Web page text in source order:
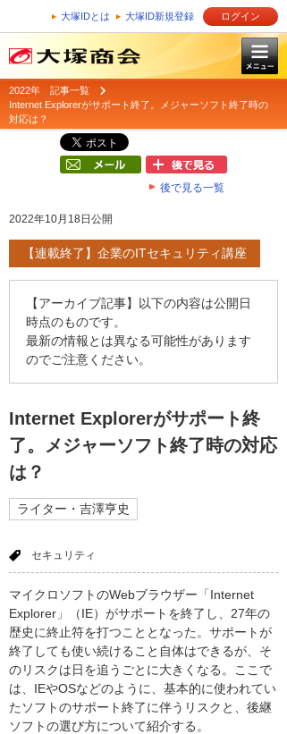
大塚IDとは 大塚ID新規登録 ログイン
2022年 記事一覧
Internet Explorerがサポート終了。メジャーソフト終了時の
対応は？
後で見る一覧
2022年10月18日公開
【連載終了】企業のITセキュリティ講座
【アーカイブ記事】以下の内容は公開日
時点のものです。
最新の情報とは異なる可能性があります
のでご注意ください。
Internet Explorerがサポート終
了。メジャーソフト終了時の対応
は？
ライター・吉澤亨史
セキュリティ
マイクロソフトのWebブラウザー「Internet
Explorer」（IE）がサポートを終了し、27年の
歴史に終止符を打つこととなった。サポートが
終了しても使い続けること自体はできるが、そ
のリスクは日を追うごとに大きくなる。ここで
は、IEやOSなどのように、基本的に使われてい
たソフトのサポート終了に伴うリスクと、後継
ソフトの選び方について紹介する。